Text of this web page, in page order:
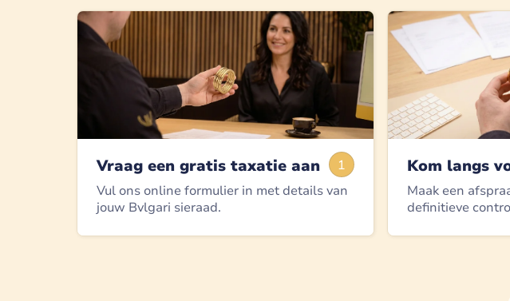
1
Vraag een gratis taxatie aan
Vul ons online formulier in met details van
jouw Bvlgari sieraad.
Kom langs
Maak een
definitieve